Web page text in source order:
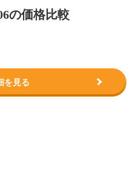
の価格比較
を見る